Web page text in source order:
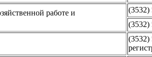
работе и
(3532)
(3532)
(3532)